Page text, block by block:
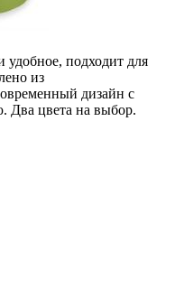
удобное, подходит для
из
дизайн с
Два цвета на выбор.